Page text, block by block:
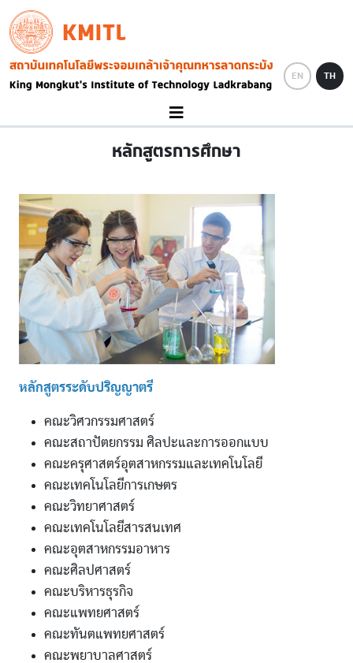
Skip to main content
KMITL
Image
EN TH
หลักสูตรการศึกษา
หลักสูตรระดับปริญญาตรี
คณะวิศวกรรมศาสตร์
คณะสถาปัตยกรรม ศิลปะและการออกแบบ
คณะครุศาสตร์อุตสาหกรรมและเทคโนโลยี
คณะเทคโนโลยีการเกษตร
คณะวิทยาศาสตร์
คณะเทคโนโลยีสารสนเทศ
คณะอุตสาหกรรมอาหาร
คณะศิลปศาสตร์
คณะบริหารธุรกิจ
คณะแพทยศาสตร์
คณะทันตแพทยศาสตร์
คณะพยาบาลศาสตร์